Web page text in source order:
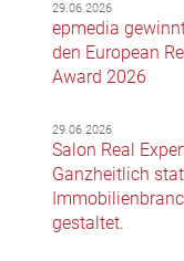
29.06.2026
epmedia
den European
Award 2026
29.06.2026
Salon Real
Ganzheitlich
gestaltet.